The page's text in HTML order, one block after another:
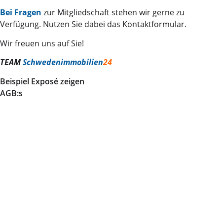
Bei Fragen zur Mitgliedschaft stehen wir gerne zu
Verfügung. Nutzen Sie dabei das Kontaktformular.
Wir freuen uns auf Sie!
TEAMSchwedenimmobilien24
Beispiel Exposé zeigen
AGB:s